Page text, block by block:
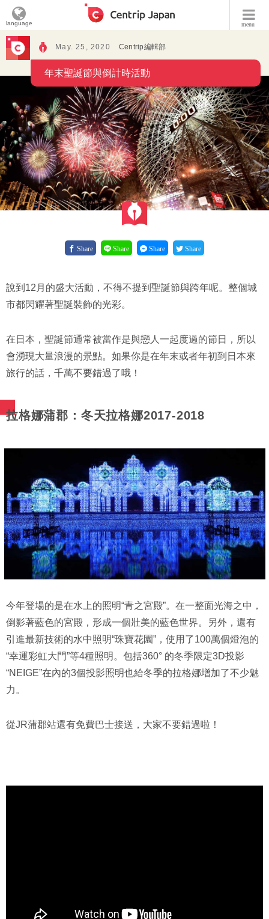
menu
language
May. 25, 2020 Centrip編輯部
年末聖誕節與倒計時活動
Share Share Share Share
說到12月的盛大活動，不得不提到聖誕節與跨年呢。整個城
市都閃耀著聖誕裝飾的光彩。
在日本，聖誕節通常被當作是與戀人一起度過的節日，所以
會湧現大量浪漫的景點。如果你是在年末或者年初到日本來
旅行的話，千萬不要錯過了哦！
拉格娜蒲郡：冬天拉格娜2017-2018
今年登場的是在水上的照明“青之宮殿”。在一整面光海之中，
倒影著藍色的宮殿，形成一個壯美的藍色世界。另外，還有
引進最新技術的水中照明“珠寶花園”，使用了100萬個燈泡的
“幸運彩虹大門”等4種照明。包括360° 的冬季限定3D投影
“NEIGE”在內的3個投影照明也給冬季的拉格娜增加了不少魅
力。
從JR蒲郡站還有免費巴士接送，大家不要錯過啦！